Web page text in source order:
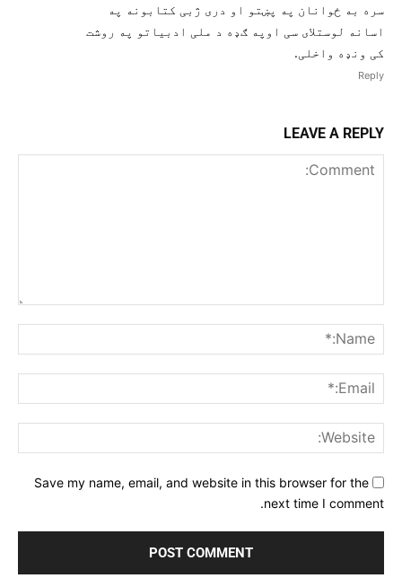
سره به ځوانان په پښتو او دری ژبی کتابونه په
اسانه لوستلای سی اوپه ګډه د ملی ادبیاتو په روشت
کی ونډه واخلی.
Reply
LEAVE A REPLY
Save my name, email, and website in this browser for the
next time I comment.